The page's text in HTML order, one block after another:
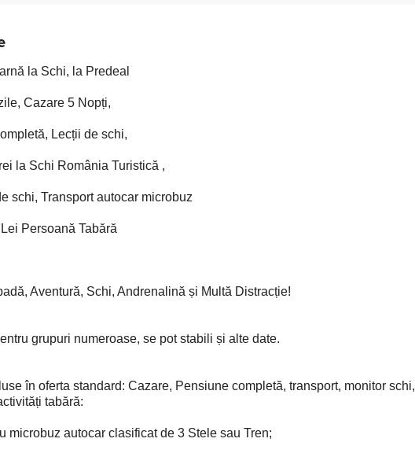
la Schi, la Predeal
Cazare 5 Nopți,
Lecții de schi,
la Schi România Turistică ,
schi, Transport autocar microbuz
Persoană Tabără
Aventură, Schi, Andrenalină și Multă Distracție!
grupuri numeroase, se pot stabili și alte date.
în oferta standard: Cazare, Pensiune completă, transport, monitor schi,
tabără:
microbuz autocar clasificat de 3 Stele sau Tren;